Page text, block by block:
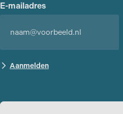
E-mailadres